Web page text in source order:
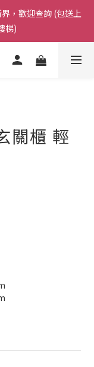
，歡迎查詢 (包送上
梯)
，歡迎查詢 (包送上
梯)
頒發的 [ 傑出優
，歡迎查詢 (包送上
)
關櫃 輕